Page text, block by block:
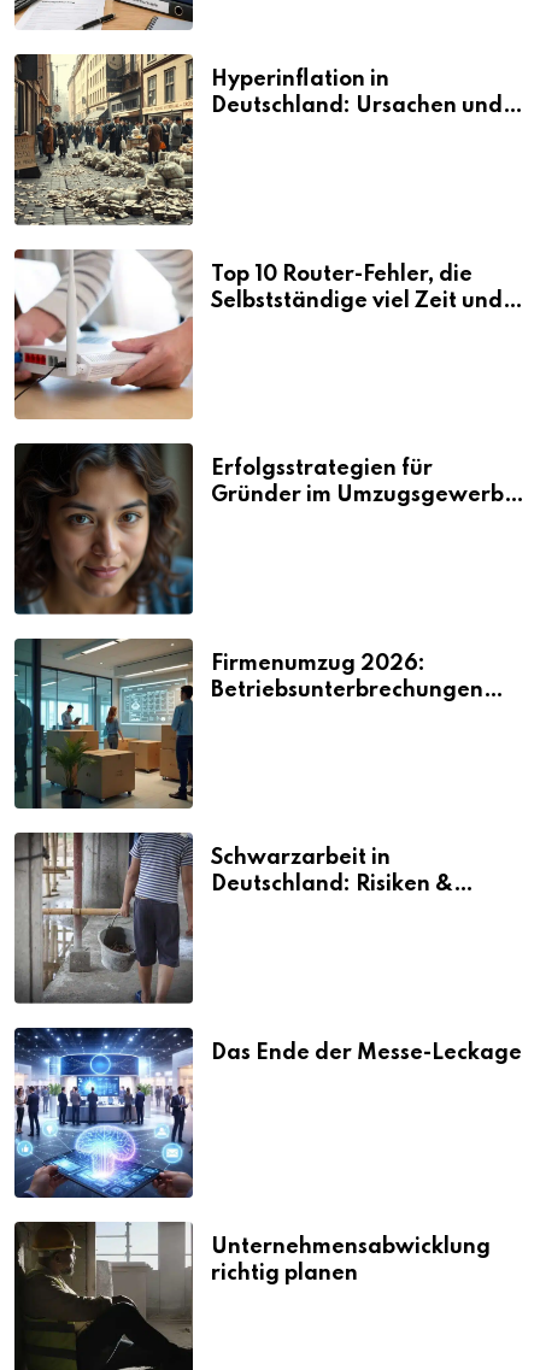
Hyperinflation in
Deutschland: Ursachen und
Top 10 Router-Fehler, die
Selbstständige viel Zeit und
Erfolgsstrategien für
Gründer im Umzugsgewerbe
Firmenumzug 2026:
Betriebsunterbrechungen
Schwarzarbeit in
Deutschland: Risiken &
Das Ende der Messe-Leckage
Unternehmensabwicklung
richtig planen